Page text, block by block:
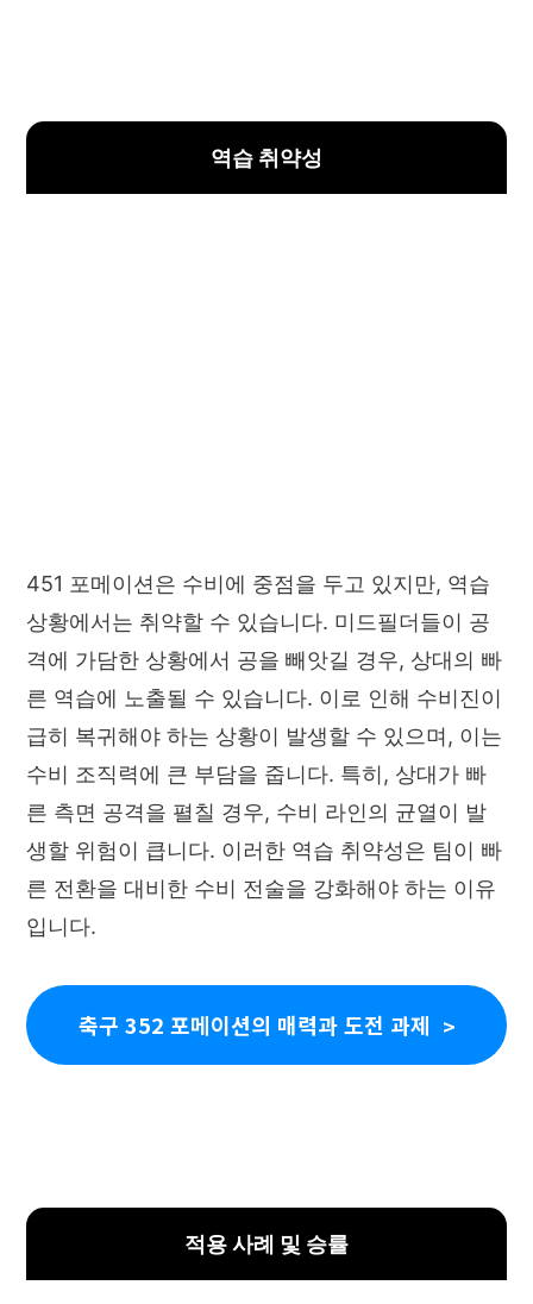
역습 취약성
451 포메이션은 수비에 중점을 두고 있지만, 역습
상황에서는 취약할 수 있습니다. 미드필더들이 공
격에 가담한 상황에서 공을 빼앗길 경우, 상대의 빠
른 역습에 노출될 수 있습니다. 이로 인해 수비진이
급히 복귀해야 하는 상황이 발생할 수 있으며, 이는
수비 조직력에 큰 부담을 줍니다. 특히, 상대가 빠
른 측면 공격을 펼칠 경우, 수비 라인의 균열이 발
생할 위험이 큽니다. 이러한 역습 취약성은 팀이 빠
른 전환을 대비한 수비 전술을 강화해야 하는 이유
입니다.
축구 352 포메이션의 매력과 도전 과제
적용 사례 및 승률